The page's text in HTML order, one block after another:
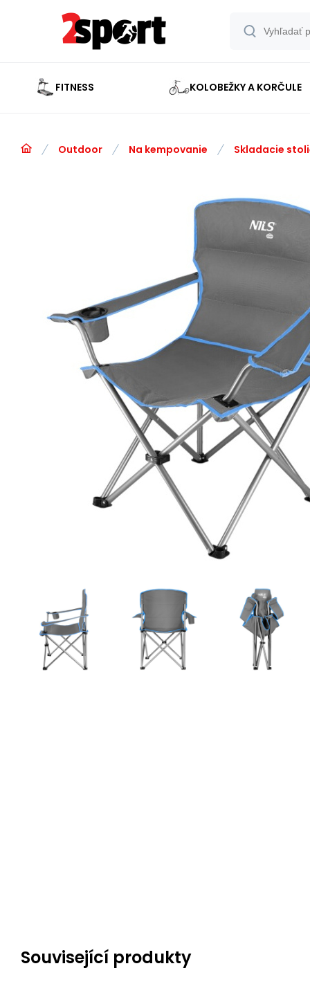
FITNESS KOLOBEŽKY A KORČULE
Outdoor Na kempovanie Skladacie
Související produkty